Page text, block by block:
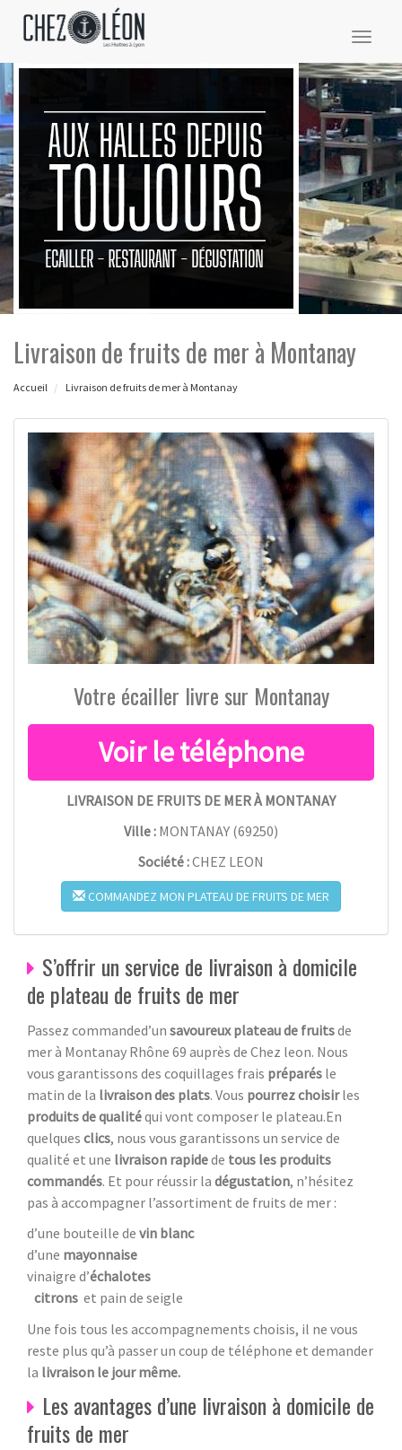
Livraison de fruits de mer à Montanay
Accueil Livraison de fruits de mer à Montanay
Votre écailler livre sur Montanay
LIVRAISON DE FRUITS DE MER À MONTANAY
Ville : MONTANAY (69250)
Société :CHEZ LEON
COMMANDEZ MON PLATEAU DE FRUITS DE MER
S’offrir un service de livraison à domicile
de plateau de fruits de mer
Passez commanded’un savoureux plateau de fruitsde
mer à Montanay Rhône 69 auprès de Chez leon. Nous
vous garantissons des coquillages frais préparés le
matin de la livraison des plats. Vous pourrez choisirles
produits de qualitéqui vont composer le plateau.En
quelques clics, nous vous garantissons un service de
qualité et une livraison rapidede tous les produits
commandés. Et pour réussir la dégustation, n’hésitez
pas à accompagner l’assortiment de fruits de mer :
d’une bouteille de vin blanc
d’une mayonnaise
vinaigre d’échalotes
citrons et pain de seigle
Une fois tous les accompagnements choisis, il ne vous
reste plus qu’à passer un coup de téléphone et demander
la livraison le jour même.
Les avantages d’une livraison à domicile de
fruits de mer